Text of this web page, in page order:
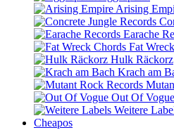
Arising
Earache
Fat
Hulk Räckorz
Krach am
Out Of Vogue
Weitere
Cheapos